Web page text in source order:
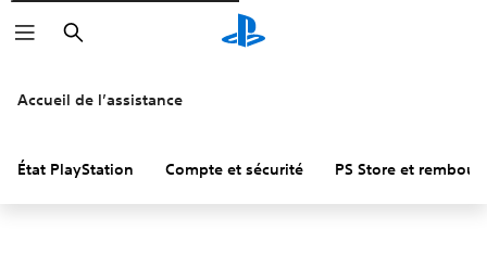
Rechercher
Accueil de l’assistance
État PlayStation Compte et sécurité PS Store et